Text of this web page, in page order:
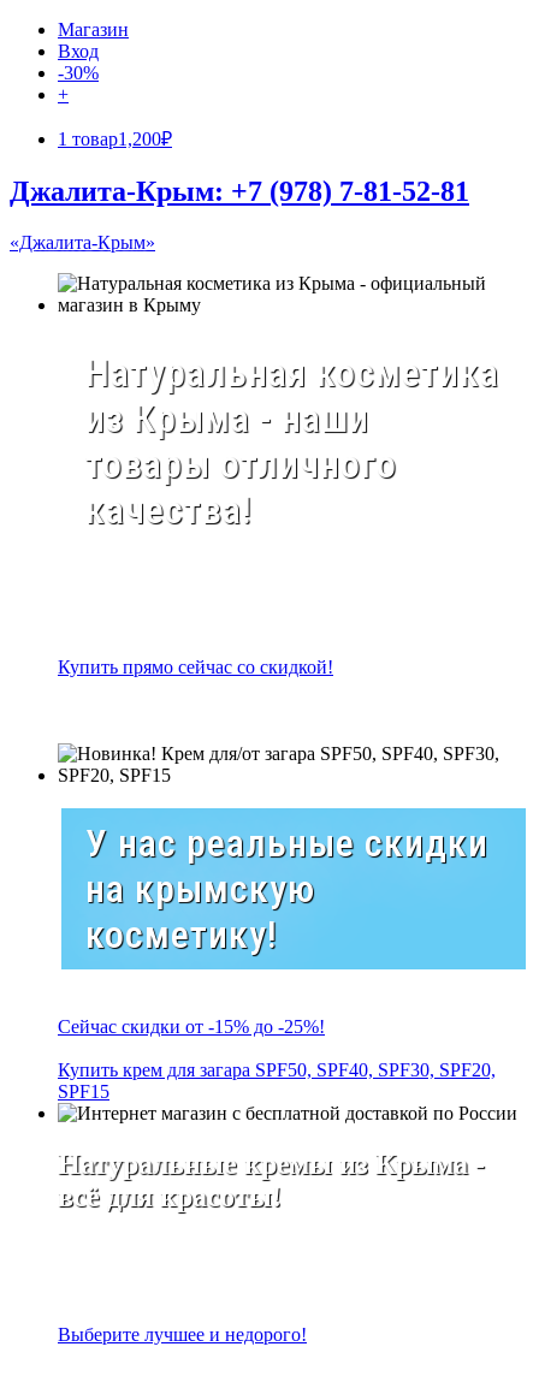
Магазин
Вход
-30%
+
1 товар1,200₽
Джалита-Крым: +7 (978) 7-81-52-81
«Джалита-Крым»
Натуральная косметика
из Крыма - наши
товары отличного
качества!
Купить прямо сейчас со скидкой!
У нас реальные скидки
на крымскую
косметику!
Сейчас скидки от -15% до -25%!
Купить крем для загара SPF50, SPF40, SPF30, SPF20,
SPF15
Натуральные кремы из Крыма -
всё для красоты!
Выберите лучшее и недорого!